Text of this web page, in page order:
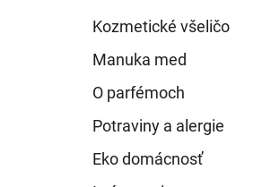
Kozmetické všeličo
Manuka med
O parfémoch
Potraviny a alergie
Eko domácnosť